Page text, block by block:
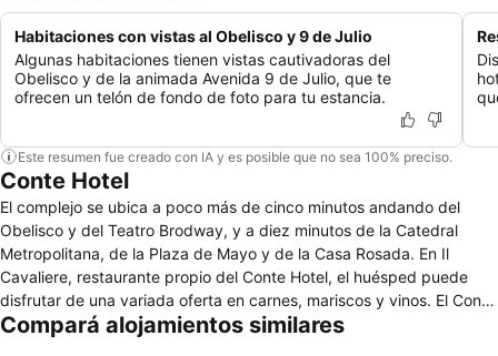
Habitaciones con vistas al Obelisco y 9 de Julio
Algunas habitaciones tienen vistas cautivadoras del
Obelisco y de la animada Avenida 9 de Julio, que te
ofrecen un telón de fondo de foto para tu estancia.
Este resumen fue creado con IA y es posible que no sea 100% preciso.
Conte Hotel
El complejo se ubica a poco más de cinco minutos andando del
Obelisco y del Teatro Brodway, y a diez minutos de la Catedral
Metropolitana, de la Plaza de Mayo y de la Casa Rosada. En Il
Cavaliere, restaurante propio del Conte Hotel, el huésped puede
disfrutar de una variada oferta en carnes, mariscos y vinos. El Conte
Hotel es un alojamiento de 4 estrellas que goza de una situación
Compará alojamientos similares